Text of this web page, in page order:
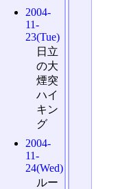
2004-
11-
23(Tue)
日立
の大
煙突
ハイ
キン
グ
2004-
11-
24(Wed)
ルー